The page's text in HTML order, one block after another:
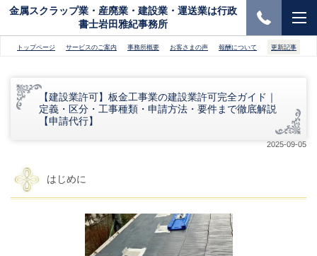
金属スクラップ業・産廃業・建設業・運送業は行政
書士岩田雅紀事務所
トップページ サービスのご案内 事務所概要 お客さまの声 報酬について 更新記事
【建設業許可】板金工事業の建設業許可完全ガイド｜
定義・区分・工事種類・申請方法・要件まで徹底解説
【申請代行】
2025-09-05
はじめに